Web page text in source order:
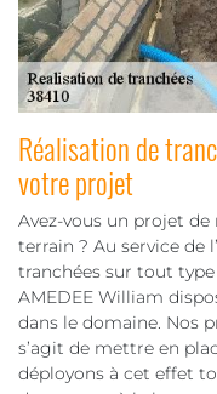
Réalisation de
votre projet
Avez-vous un projet
terrain ? Au service de
tranchées sur tout
AMEDEE William
dans le domaine. Nos
s’agit de mettre en
déployons à cet effet